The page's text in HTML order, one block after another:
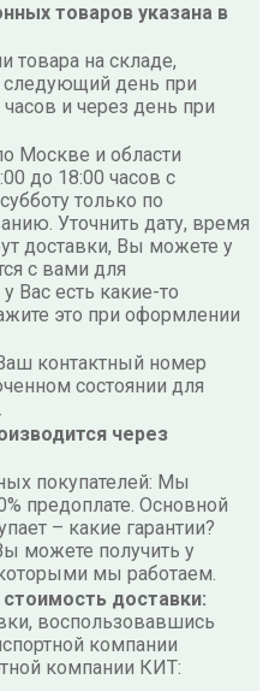
товаров указана в
товара на складе,
следующий день при
и через день при
Москве и области
до 18:00 часов с
только по
Уточнить дату, время
доставки, Вы можете у
с вами для
Вас есть какие-то
это при оформлении
контактный номер
состоянии для
через
покупателей: Мы
предоплате. Основной
– какие гарантии?
можете получить у
мы работаем.
доставки:
воспользовавшись
компании
компании КИТ: